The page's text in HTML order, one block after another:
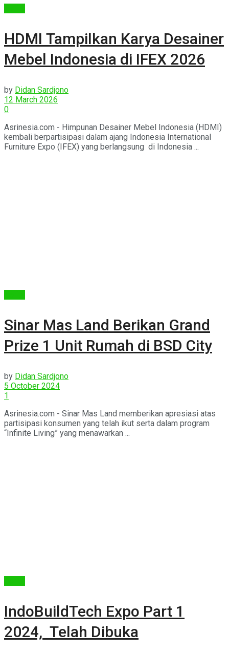
HDMI Tampilkan Karya Desainer
Mebel Indonesia di IFEX 2026
by Didan Sardjono
12 March 2026
0
Asrinesia.com - Himpunan Desainer Mebel Indonesia (HDMI)
kembali berpartisipasi dalam ajang Indonesia International
Furniture Expo (IFEX) yang berlangsung di Indonesia ...
Sinar Mas Land Berikan Grand
Prize 1 Unit Rumah di BSD City
by Didan Sardjono
5 October 2024
1
Asrinesia.com - Sinar Mas Land memberikan apresiasi atas
partisipasi konsumen yang telah ikut serta dalam program
“Infinite Living” yang menawarkan ...
IndoBuildTech Expo Part 1
2024, Telah Dibuka